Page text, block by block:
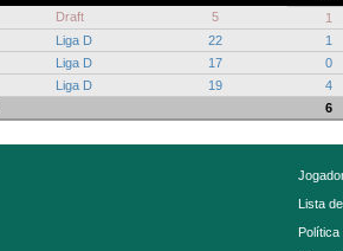
Draft 5
1
Liga D 22
1
Liga D 17
0
Liga D 19
4
6
Lista
Política